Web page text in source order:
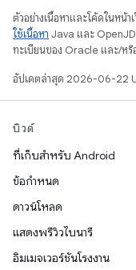
ตัวอย่างเนื้อหาและโค้ดในหน้
ใช้เนื้อหา Java และ
ทะเบียนของ Oracle และ/หรื
อัปเดตล่าสุด 2026-06-22
บิวด์
ที่เก็บสำหรับ Android
ข้อกำหนด
ดาวน์โหลด
แสดงพรีวิวไบนารี
อิมเมจเวอร์ชันโรงงาน